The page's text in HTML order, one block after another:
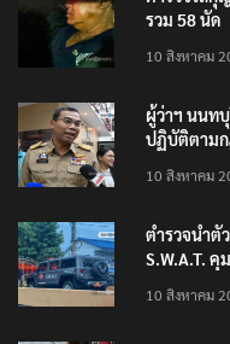
รวม 58 นัด
10 สิงหาคม
ผู้ว่าฯ นนท
ปฏิบัติตาม
10 สิงหาคม
ตำรวจนำตั
S.W.A.T. คุ
10 สิงหาคม